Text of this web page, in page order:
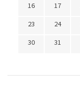
16
17
23
24
30
31